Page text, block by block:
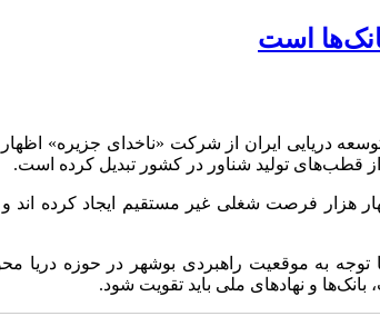
است
توسعه دریایی ایران از شرکت «ناخدای جزیره»
هزار فرصت شغلی غیر مستقیم ایجاد کرده‌ اند
به موقعیت راهبردی بوشهر در حوزه دریا
و نهادهای ملی باید تقویت شود.